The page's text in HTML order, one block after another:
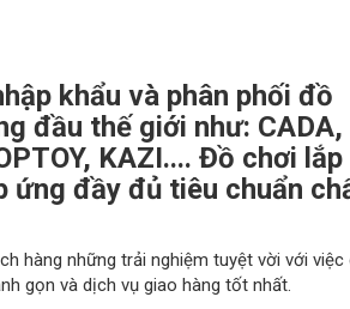
khẩu và phân phối đồ
đầu thế giới như: CADA,
KAZI.... Đồ chơi lắp
ứng đầy đủ tiêu chuẩn
hàng những trải nghiệm tuyệt vời với việc
gọn và dịch vụ giao hàng tốt nhất.